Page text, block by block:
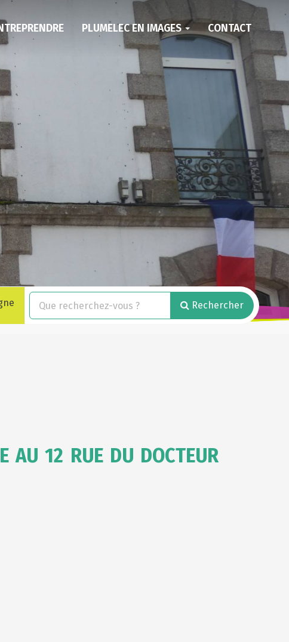
PLUMELEC EN IMAGES CONTACT
Rechercher
AU 12 RUE DU DOCTEUR